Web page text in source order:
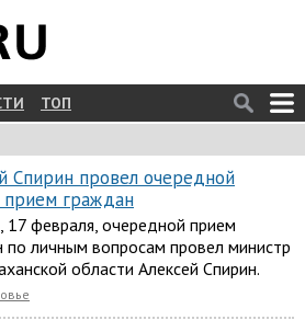
ТОП
Спирин провел очередной
прием граждан
17 февраля, очередной прием
по личным вопросам провел министр
области Алексей Спирин.